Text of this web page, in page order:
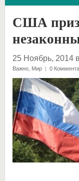
США
25 Ноябрь, 2014
Важно, Мир | 0